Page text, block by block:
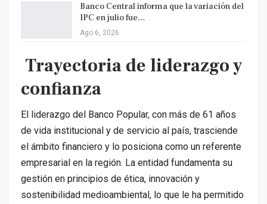
Banco Central informa que la variación del
IPC en julio fue…
Ago 6, 2026
Trayectoria de liderazgo y
confianza
El liderazgo del Banco Popular, con más de 61 años
de vida institucional y de servicio al país, trasciende
el ámbito financiero y lo posiciona como un referente
empresarial en la región. La entidad fundamenta su
gestión en principios de ética, innovación y
sostenibilidad medioambiental, lo que le ha permitido